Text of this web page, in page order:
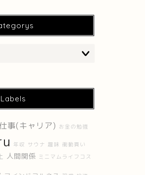
Labels
仕事(キャリア) お金の勉強
年収 サウナ 趣味 衝動買い
人間関係 ミニマムライフコス